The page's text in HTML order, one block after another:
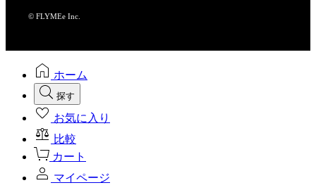
© FLYMEe Inc.
ホーム
探す
お気に入り
比較
カート
マイページ